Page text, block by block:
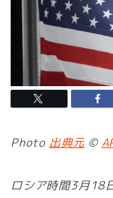
Photo 出典元 ©
ロシア時間3月18